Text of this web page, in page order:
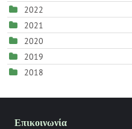
2022
2021
2020
2019
2018
Επικοινωνία